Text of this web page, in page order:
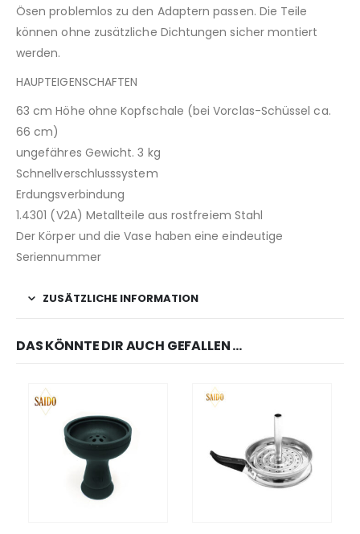
Ösen problemlos zu den Adaptern passen. Die Teile
können ohne zusätzliche Dichtungen sicher montiert
werden.
HAUPTEIGENSCHAFTEN
63 cm Höhe ohne Kopfschale (bei Vorclas-Schüssel ca.
66 cm)
ungefähres Gewicht. 3 kg
Schnellverschlusssystem
Erdungsverbindung
1.4301 (V2A) Metallteile aus rostfreiem Stahl
Der Körper und die Vase haben eine eindeutige
Seriennummer
ZUSÄTZLICHE INFORMATION
DAS KÖNNTE DIR AUCH GEFALLEN …